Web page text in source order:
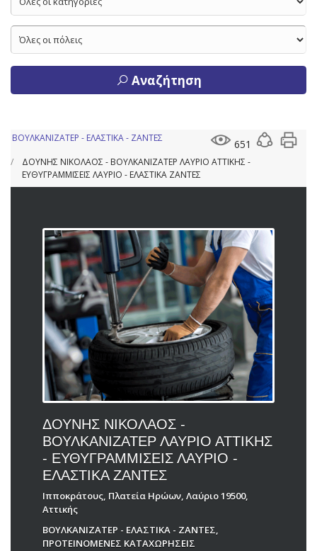
Αναζήτηση
651
ΒΟΥΛΚΑΝΙΖΑΤΕΡ - ΕΛΑΣΤΙΚΑ - ΖΑΝΤΕΣ
ΔΟΥΝΗΣ ΝΙΚΟΛΑΟΣ - ΒΟΥΛΚΑΝΙΖΑΤΕΡ ΛΑΥΡΙΟ ΑΤΤΙΚΗΣ -
ΕΥΘΥΓΡΑΜΜΙΣΕΙΣ ΛΑΥΡΙΟ - ΕΛΑΣΤΙΚΑ ΖΑΝΤΕΣ
ΔΟΥΝΗΣ ΝΙΚΟΛΑΟΣ -
ΒΟΥΛΚΑΝΙΖΑΤΕΡ ΛΑΥΡΙΟ ΑΤΤΙΚΗΣ
- ΕΥΘΥΓΡΑΜΜΙΣΕΙΣ ΛΑΥΡΙΟ -
ΕΛΑΣΤΙΚΑ ΖΑΝΤΕΣ
Ιπποκράτους, Πλατεία Ηρώων, Λαύριο 19500,
Αττικής
ΒΟΥΛΚΑΝΙΖΑΤΕΡ - ΕΛΑΣΤΙΚΑ - ΖΑΝΤΕΣ,
ΠΡΟΤΕΙΝΟΜΕΝΕΣ ΚΑΤΑΧΩΡΗΣΕΙΣ